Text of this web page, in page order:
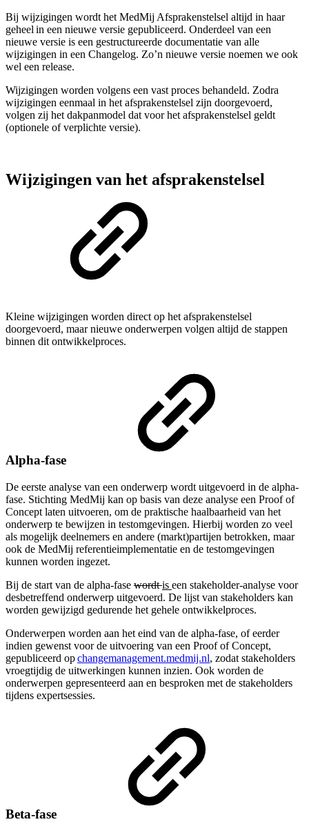
Bij wijzigingen wordt het MedMij Afsprakenstelsel altijd in haar
geheel in een nieuwe versie gepubliceerd. Onderdeel van een
nieuwe versie is een gestructureerde documentatie van alle
wijzigingen in een Changelog. Zo’n nieuwe versie noemen we ook
wel een release.
Wijzigingen worden volgens een vast proces behandeld. Zodra
wijzigingen eenmaal in het afsprakenstelsel zijn doorgevoerd,
volgen zij het dakpanmodel dat voor het afsprakenstelsel geldt
(optionele of verplichte versie).
Wijzigingen van het afsprakenstelsel
Kleine wijzigingen worden direct op het afsprakenstelsel
doorgevoerd, maar nieuwe onderwerpen volgen altijd de stappen
binnen dit ontwikkelproces.
Alpha-fase
De eerste analyse van een onderwerp wordt uitgevoerd in de alpha-
fase. Stichting MedMij kan op basis van deze analyse een Proof of
Concept laten uitvoeren, om de praktische haalbaarheid van het
onderwerp te bewijzen in testomgevingen. Hierbij worden zo veel
als mogelijk deelnemers en andere (markt)partijen betrokken, maar
ook de MedMij referentieimplementatie en de testomgevingen
kunnen worden ingezet.
Bij de start van de alpha-fase wordtis een stakeholder-analyse voor
desbetreffend onderwerp uitgevoerd. De lijst van stakeholders kan
worden gewijzigd gedurende het gehele ontwikkelproces.
Onderwerpen worden aan het eind van de alpha-fase, of eerder
indien gewenst voor de uitvoering van een Proof of Concept,
gepubliceerd opchangemanagement.medmij.nl, zodat stakeholders
vroegtijdig de uitwerkingen kunnen inzien. Ook worden de
onderwerpen gepresenteerd aan en besproken met de stakeholders
tijdens expertsessies.
Beta-fase